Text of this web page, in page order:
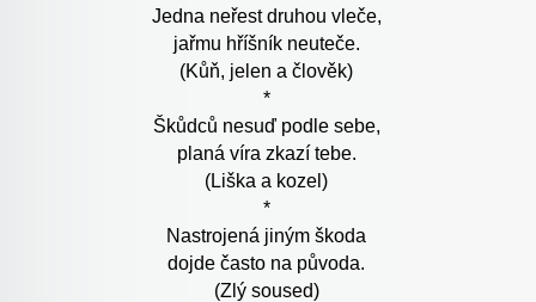
Jedna neřest druhou vleče,
jařmu hříšník neuteče.
(Kůň, jelen a člověk)
*
Škůdců nesuď podle sebe,
planá víra zkazí tebe.
(Liška a kozel)
*
Nastrojená jiným škoda
dojde často na původa.
(Zlý soused)